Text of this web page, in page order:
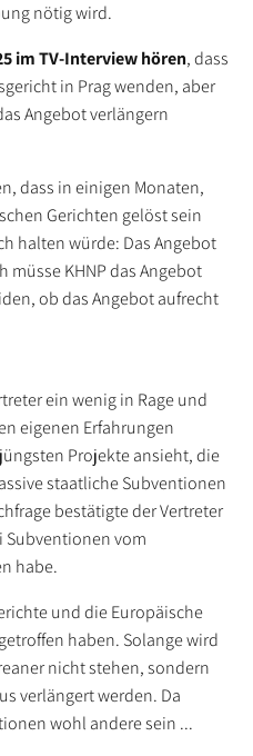
nötig wird.
im TV-Interview hören, dass
in Prag wenden, aber
Angebot verlängern
dass in einigen Monaten,
Gerichten gelöst sein
halten würde: Das Angebot
müsse KHNP das Angebot
ob das Angebot aufrecht
ein wenig in Rage und
eigenen Erfahrungen
Projekte ansieht, die
staatliche Subventionen
bestätigte der Vertreter
Subventionen vom
habe.
und die Europäische
haben. Solange wird
nicht stehen, sondern
verlängert werden. Da
wohl andere sein ...